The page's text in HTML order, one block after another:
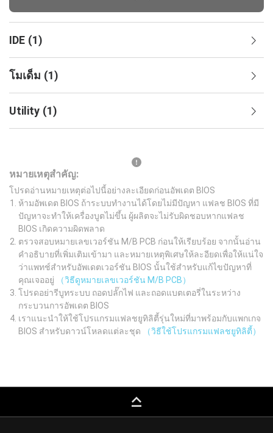
IDE (1)
โมเด็ม (1)
Utility (1)
หมายเหตุสำคัญ:
โปรดอ่านหมายเหตุต่อไปนี้อย่างละเอียดก่อนอัพเดต BIOS
ห้ามอัพเดต BIOS ถ้าระบบทำงานได้โดยไม่มีปัญหา แฟลช BIOS ที่มี
ปัญหาจะทำให้เครื่องบูตไม่ขึ้น ผู้ผลิตจะไม่รับผิดชอบหากแฟลช
BIOS เกิดความผิดพลาด
ตรวจสอบหมายเลขเวอร์ชัน M/B PCB ก่อนให้เรียบร้อย จากนั้นอ่าน
คำอธิบายที่เพิ่มเติมเข้ามา และหมายเหตุพิเศษให้ละอียดเพื่อให้แน่ใจ
ว่าแพทช์สำหรับอัพเดตเวอร์ชัน BIOS นั้นใช้สำหรับแก้ไขปัญหาที่
คุณเจออยู่
（วิธีดูหมายเลขเวอร์ชัน M/B PCB）
โปรดอย่ารีบูทระบบ ถอดปลั๊กไฟ และถอดแบตเตอรี่ในระหว่าง
กระบวนการอัพเดต BIOS
เราแนะนำให้ใช้โปรแกรมแฟลชยูทิลิตี้รุ่นใหม่ที่มาพร้อมกับแพกเกจ
BIOS สำหรับดาวน์โหลดแต่ละชุด
（วิธีใช้โปรแกรมแฟลชยูทิลิตี้）
keyboard_capslock